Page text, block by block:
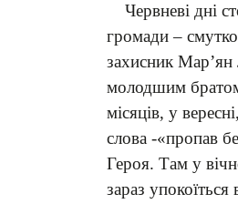
Червневі дні
громади –
захисник Мар’ян
молодшим
місяців, у
слова -«пропав
Героя. Там у
зараз упокоїться